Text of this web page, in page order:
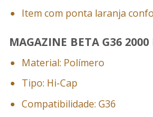
Item com ponta laranja
MAGAZINE BETA G36 2000
Material: Polímero
Tipo: Hi-Cap
Compatibilidade: G36